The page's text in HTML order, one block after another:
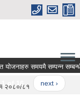
योजनाहरु समयमै सम्पन्न
of 16 next ›
२०८०/८१